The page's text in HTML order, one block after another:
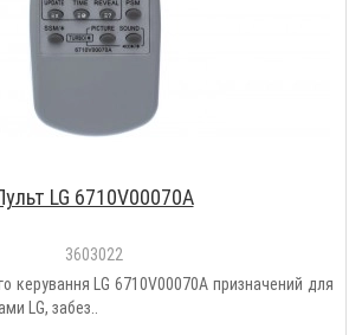
LG 6710V00070A
3603022
керування LG 6710V00070A призначений для
LG, забез..